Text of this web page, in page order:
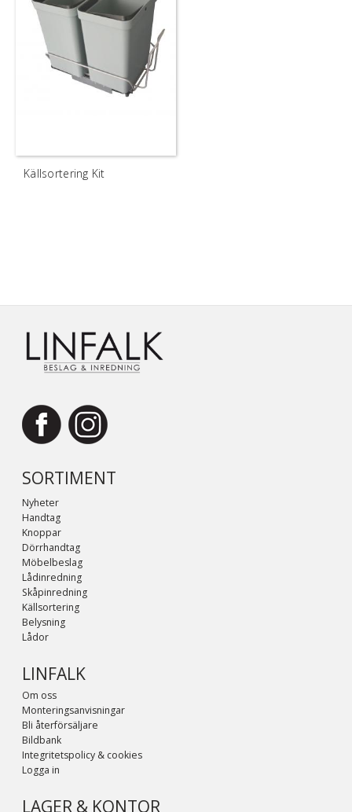
Källsortering Kit
SORTIMENT
Nyheter
Handtag
Knoppar
Dörrhandtag
Möbelbeslag
Lådinredning
Skåpinredning
Källsortering
Belysning
Lådor
LINFALK
Om oss
Monteringsanvisningar
Bli återförsäljare
Bildbank
Integritetspolicy & cookies
Logga in
LAGER & KONTOR